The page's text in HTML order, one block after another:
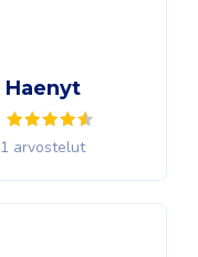
Haenyt
1 arvostelut